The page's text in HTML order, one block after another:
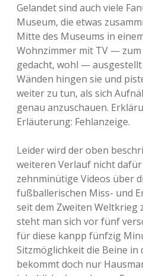
Schalke, war das erste
gegen jenes
prompter gar mit 0:3 im
verloren. Viele Schalker
darob hemmungslos,
angereister Vater
was für einem Verein
sei. Die Antwort auf
rhetorische Frage
Gelandet sind auch viele
Museum, die etwas
Mitte des Museums in
Wohnzimmer mit TV — zum
gedacht, wohl — ausgestellt
Wänden hingen sie und
weiter zu tun, als sich
genau anzuschauen.
Erläuterung: Fehlanzeige.
Leider wird der oben
weiteren Verlauf nicht
zehnminütige Videos über
fußballerischen Miss- und
seit dem Zweiten Weltkrieg
steht man sich vor fünf
für diese kanpp fünfzig
Sitzmöglichkeit die Beine in
bekommt doch nur